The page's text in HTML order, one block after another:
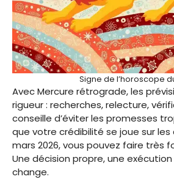
Signe de l’horoscope
Avec Mercure rétrograde, les
rigueur : recherches, relecture,
conseille d’éviter les promesses
que votre crédibilité se joue sur les
mars 2026, vous pouvez faire très
Une décision propre, une
change.